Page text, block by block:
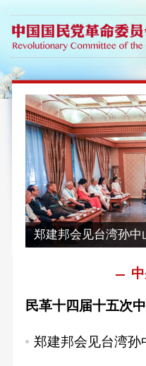
郑建邦会见台湾孙
民革十四届十五次
郑建邦会见台湾孙